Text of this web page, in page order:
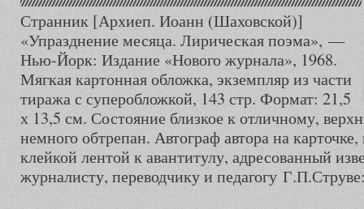
Странник [Архиеп. Иоанн (Шаховской)]
«Упразднение месяца. Лирическая поэма», —
Нью-Йорк: Издание «Нового журнала», 1968.
Мягкая картонная обложка, экземпляр из части
тиража с суперобложкой, 143 стр. Формат: 21,5
х 13,5 см. Состояние близкое к отличному,
немного обтрепан. Автограф автора на
клейкой лентой к авантитулу, адресованный
журналисту, переводчику и педагогу